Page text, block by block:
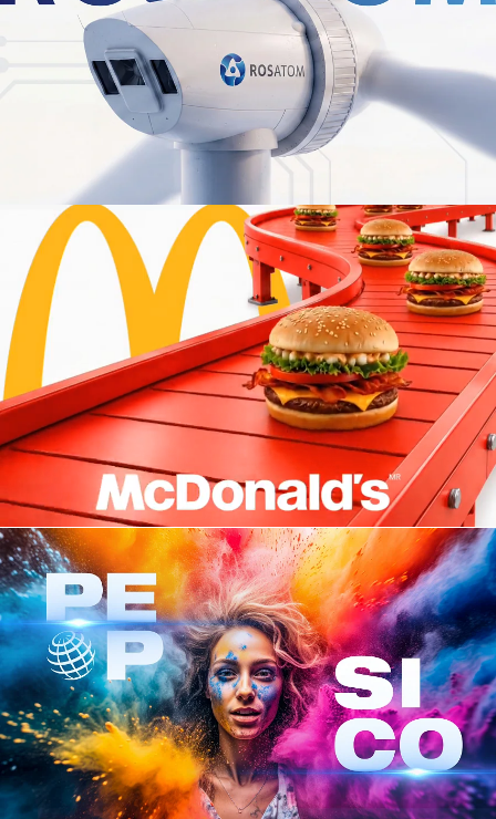
Сделать отчетность внутри компании
понятной и наглядной
Создать много красивых презентаций
Разработать презентацию